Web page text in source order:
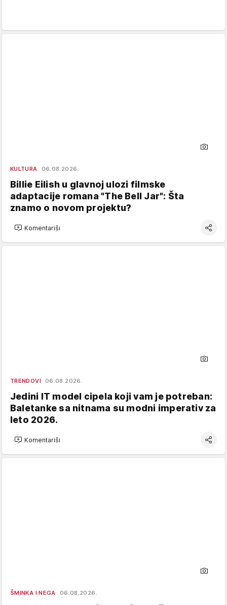
KULTURA 06.08.2026.
Billie Eilish u glavnoj ulozi filmske
adaptacije romana "The Bell Jar": Šta
znamo o novom projektu?
Komentariši
TRENDOVI 06.08.2026.
Jedini IT model cipela koji vam je potreban:
Baletanke sa nitnama su modni imperativ za
leto 2026.
Komentariši
ŠMINKA I NEGA 06.08.2026.